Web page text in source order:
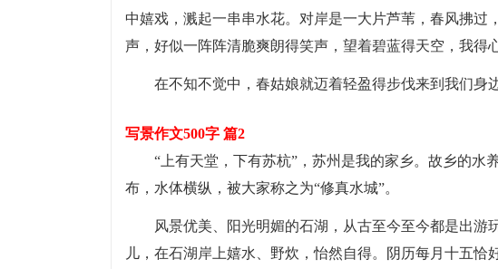
中嬉戏，溅起一串串水花。对岸是一大片芦苇，春风拂过
声，好似一阵阵清脆爽朗得笑声，望着碧蓝得天空，我得
在不知不觉中，春姑娘就迈着轻盈得步伐来到我们身
写景作文500字 篇2
“上有天堂，下有苏杭”，苏州是我的家乡。故乡的水
布，水体横纵，被大家称之为“修真水城”。
风景优美、阳光明媚的石湖，从古至今至今都是出
儿，在石湖岸上嬉水、野炊，怡然自得。阴历每月十五恰